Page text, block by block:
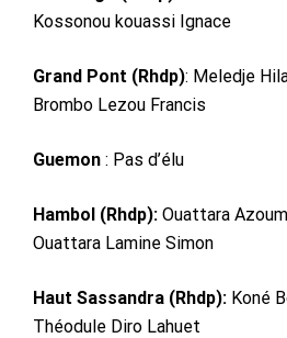
Kossonou kouassi Ignace
Grand Pont (Rhdp): Meledje
Brombo Lezou Francis
Guemon : Pas d’élu
Hambol (Rhdp): Ouattara
Ouattara Lamine Simon
Haut Sassandra (Rhdp): Koné
Théodule Diro Lahuet